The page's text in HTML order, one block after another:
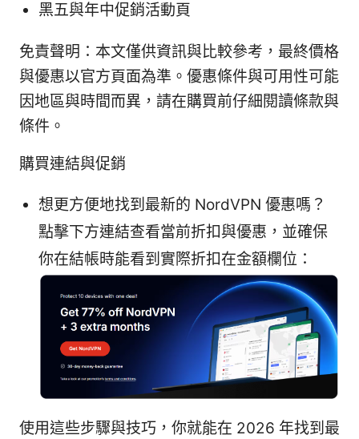
黑五與年中促銷活動頁
免責聲明：本文僅供資訊與比較參考，最終價格
與優惠以官方頁面為準。優惠條件與可用性可能
因地區與時間而異，請在購買前仔細閱讀條款與
條件。
購買連結與促銷
想更方便地找到最新的 NordVPN 優惠嗎？
點擊下方連結查看當前折扣與優惠，並確保
你在結帳時能看到實際折扣在金額欄位：
使用這些步驟與技巧，你就能在 2026 年找到最